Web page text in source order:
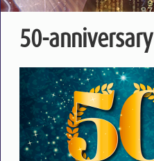
50-anniversary